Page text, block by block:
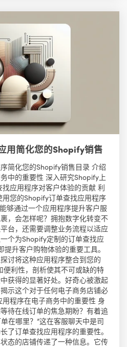
用简化您的Shopify销售
简化您的Shopify销售目录 介绍
中的重要性 深入研究Shopify上
应用程序对客户体验的贡献 利
您的Shopify订单查找应用程序
够通过一个应用程序提升客户服
，会怎样呢？拥抱数字化转变不
台，还需要调整业务流程以适应
个为Shopify定制的订单查找应
升客户购物体验的重要工具。
讨将这种应用程序整合到您的
利性，剖析使其不可或缺的特
获得的显著好处。好奇心被激起
示这个对于任何电子商务店铺必
程序在电子商务中的重要性 身
待在线订单的焦急期盼？有着追
在哪里？”这在客服聊天中是司
了订单查找应用程序的重要性。
态的店铺传递了一种信息。它传